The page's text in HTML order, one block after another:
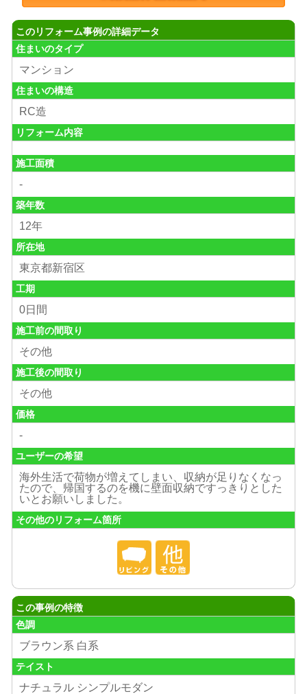
このリフォーム事例の詳細データ
住まいのタイプ
マンション
住まいの構造
RC造
リフォーム内容
施工面積
-
築年数
12年
所在地
東京都新宿区
工期
0日間
施工前の間取り
その他
施工後の間取り
その他
価格
-
ユーザーの希望
海外生活で荷物が増えてしまい、収納が足りなくなっ
たので、帰国するのを機に壁面収納ですっきりとした
いとお願いしました。
その他のリフォーム箇所
この事例の特徴
色調
ブラウン系 白系
テイスト
ナチュラル シンプルモダン